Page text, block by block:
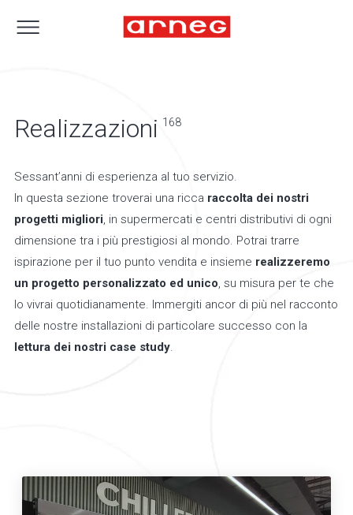
Realizzazioni 168
Sessant’anni di esperienza al tuo servizio.
In questa sezione troverai una ricca raccolta dei nostri
progetti migliori, in supermercati e centri distributivi di ogni
dimensione tra i più prestigiosi al mondo. Potrai trarre
ispirazione per il tuo punto vendita e insieme realizzeremo
un progetto personalizzato ed unico, su misura per te che
lo vivrai quotidianamente. Immergiti ancor di più nel racconto
delle nostre installazioni di particolare successo con la
lettura dei nostri case study.